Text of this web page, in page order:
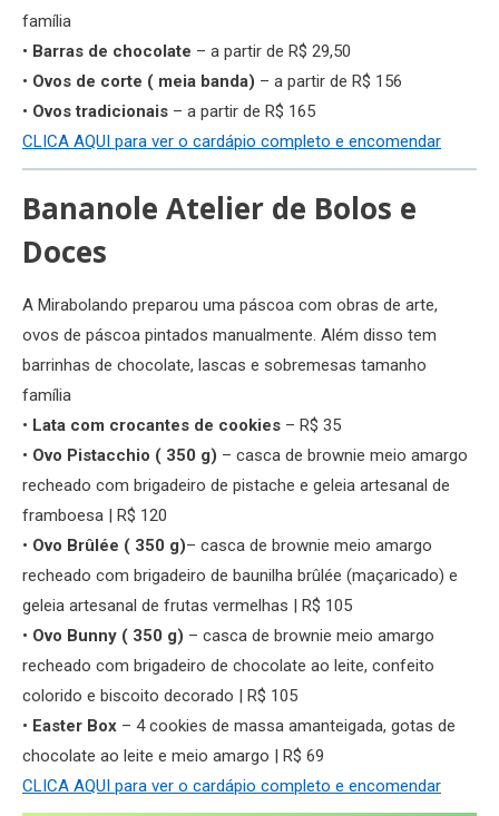
família
• Barras de chocolate – a partir de R$ 29,50
• Ovos de corte ( meia banda) – a partir de R$ 156
• Ovos tradicionais – a partir de R$ 165
CLICA AQUI para ver o cardápio completo e encomendar
Bananole Atelier de Bolos e
Doces
A Mirabolando preparou uma páscoa com obras de arte,
ovos de páscoa pintados manualmente. Além disso tem
barrinhas de chocolate, lascas e sobremesas tamanho
família
• Lata com crocantes de cookies – R$ 35
• Ovo Pistacchio ( 350 g) – casca de brownie meio amargo
recheado com brigadeiro de pistache e geleia artesanal de
framboesa | R$ 120
• Ovo Brûlée ( 350 g)– casca de brownie meio amargo
recheado com brigadeiro de baunilha brûlée (maçaricado) e
geleia artesanal de frutas vermelhas | R$ 105
• Ovo Bunny ( 350 g) – casca de brownie meio amargo
recheado com brigadeiro de chocolate ao leite, confeito
colorido e biscoito decorado | R$ 105
• Easter Box – 4 cookies de massa amanteigada, gotas de
chocolate ao leite e meio amargo | R$ 69
CLICA AQUI para ver o cardápio completo e encomendar